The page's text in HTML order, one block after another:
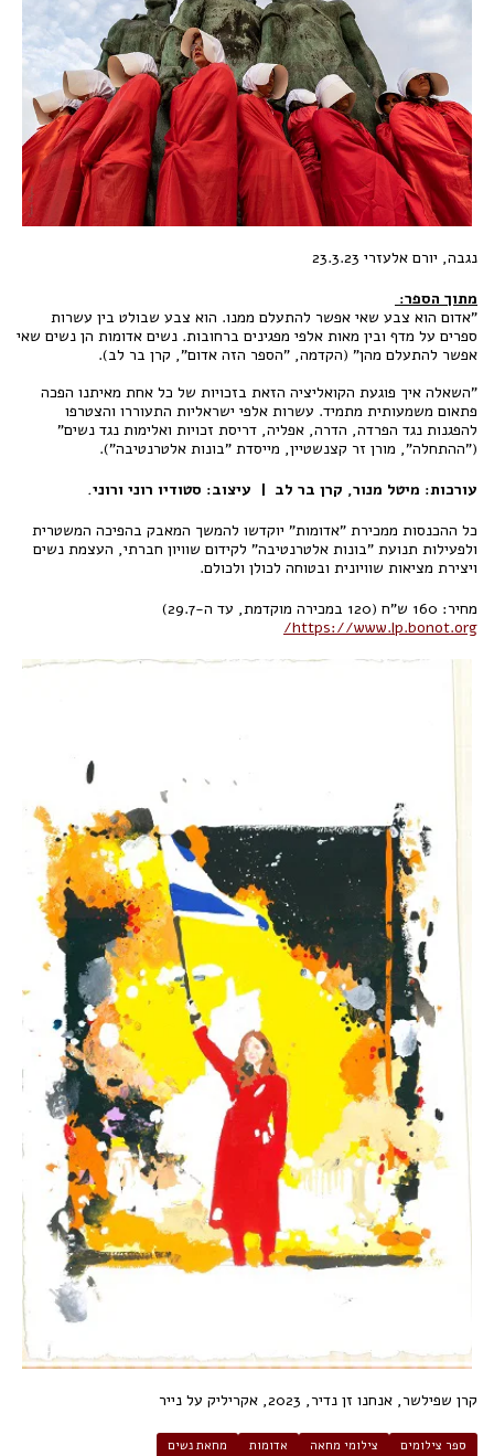
נגבה, יורם אלעזרי 23.3.23
מתוך הספר:
"אדום הוא צבע שאי אפשר להתעלם ממנו. הוא צבע שבולט בין עשרות
ספרים על מדף ובין מאות אלפי מפגינים ברחובות. נשים אדומות הן נשים שאי
אפשר להתעלם מהן" (הקדמה, "הספר הזה אדום", קרן בר לב).
"השאלה איך פוגעת הקואליציה הזאת בזכויות של כל אחת מאיתנו הפכה
פתאום משמעותית מתמיד. עשרות אלפי ישראליות התעוררו והצטרפו
להפגנות נגד הפרדה, הדרה, אפליה, דריסת זכויות ואלימות נגד נשים"
("ההתחלה", מורן זר קצנשטיין, מייסדת "בונות אלטרנטיבה").
עורכות: מיטל מנור, קרן בר לב | עיצוב: סטודיו רוני ורוני.
כל ההכנסות ממכירת "אדומות" יוקדשו להמשך המאבק בהפיכה המשטרית
ולפעילות תנועת "בונות אלטרנטיבה" לקידום שוויון חברתי, העצמת נשים
ויצירת מציאות שוויונית ובטוחה לכולן ולכולם.
מחיר: 160 ש"ח (120 במכירה מוקדמת, עד ה-29.7)
https://www.lp.bonot.org/
קרן שפילשר, אנחנו זן נדיר, 2023, אקריליק על נייר
ספר צילומים צילומי מחאה אדומות מחאת נשים